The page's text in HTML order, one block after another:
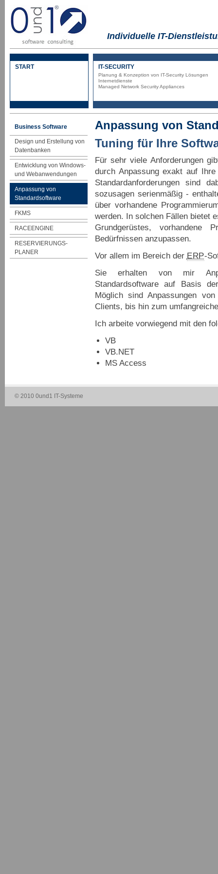
Individuelle IT-
START IT-SECURITY
Planung & Konzeption von IT-Security Lösungen
Internetdienste
Managed Network Security Appliances
Business Software
Design und Erstellung von
Datenbanken
Entwicklung von Windows-
und Webanwendungen
Anpassung von
Standardsoftware
FKMS
RACEENGINE
RESERVIERUNGS-
PLANER
Anpassung von
Tuning für Ihre
Für sehr viele Anforderungen
durch Anpassung exakt auf
Standardanforderungen sind
sozusagen serienmäßig -
über vorhandene
werden. In solchen Fällen bietet
Grundgerüstes, vorhandene
Bedürfnissen anzupassen.
Vor allem im Bereich der ERP-
Sie erhalten von mir
Standardsoftware auf Basis
Möglich sind Anpassungen
Clients, bis hin zum
Ich arbeite vorwiegend mit den
VB
VB.NET
MS Access
© 2010 0und1 IT-Systeme